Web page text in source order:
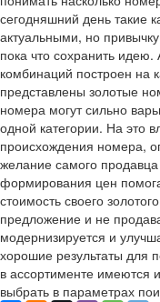
сегодняшний день такие
актуальными, но
пока что сохранить
комбинаций построен на
представлены золотые
номера могут сильно
одной категории. На это
происхождения номера,
желание самого
формирования цен
стоимость своего
предложение и не
модернизируется и
хорошие результаты для
в ассортименте имеются
выбрать в параметрах